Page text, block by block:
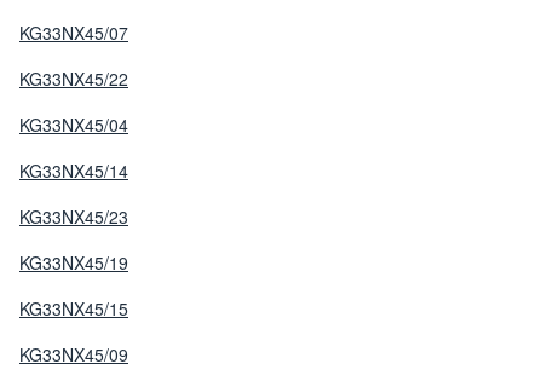
KG33NX45/07
KG33NX45/22
KG33NX45/04
KG33NX45/14
KG33NX45/23
KG33NX45/19
KG33NX45/15
KG33NX45/09